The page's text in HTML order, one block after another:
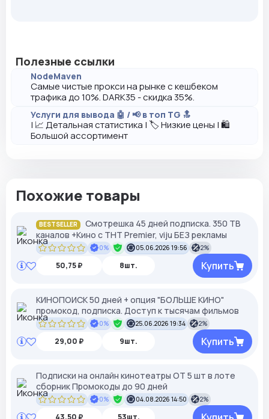
Полезные ссылки
NodeMaven
Самые чистые прокси на рынке с кешбеком
трафика до 10%. DARK35 - скидка 35%.
Услуги для вывода 🤖 / 📢 в топ TG 🔝
| 📈 Детальная статистика | 🏷️ Низкие цены | 🛍️
Большой ассортимент
Похожие товары
BESTSELLER
Смотрешка 45 дней подписка. 350 ТВ
каналов +Кино с ТНТ Premier, viju БЕЗ рекламы
0% 05.06.2026 19:56 2%
50,75 ₽ 8шт. Купить
КИНОПОИСК 50 дней + опция "БОЛЬШЕ КИНО"
промокод, подписка. Доступ к тысячам фильмов
0% 25.06.2026 19:34 2%
29,00 ₽ 9шт. Купить
Подписки на онлайн кинотеатры ОТ 5 шт в лоте
сборник Промокоды до 90 дней
0% 04.08.2026 14:50 2%
43,50 ₽ 53шт.